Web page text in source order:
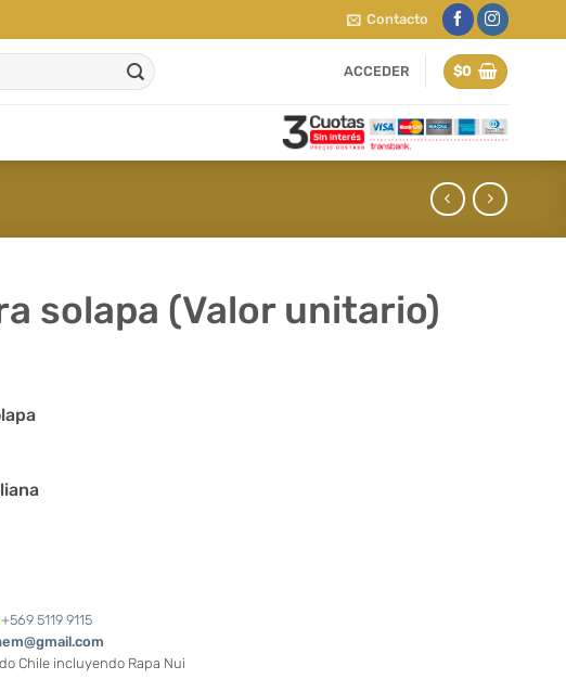
Contacto
ACCEDER $0
solapa (Valor unitario)
+569 5119 9115
Chile incluyendo Rapa Nui